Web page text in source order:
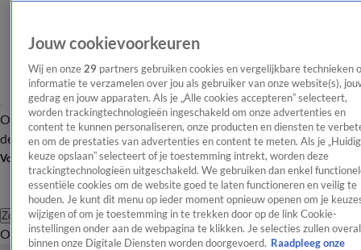
OverzichtAfleveringen Entertainment TV Algemeen
Tip
de redactieNieuwsbrief
Volg Shownieuws
Zoeken
OverzichtEntertainmentSpraakmakendRealityCrimeVideo's
Jouw cookievoorkeuren
Wij en onze 29 partners gebruiken cookies en vergelijkbare technieken
informatie te verzamelen over jou als gebruiker van onze website(s),
gedrag en jouw apparaten. Als je „Alle cookies accepteren” selecteert,
worden trackingtechnologieën ingeschakeld om onze advertenties en
content te kunnen personaliseren, onze producten en diensten te
en om de prestaties van advertenties en content te meten. Als je
keuze opslaan” selecteert of je toestemming intrekt, worden deze
trackingtechnologieën uitgeschakeld. We gebruiken dan enkel
essentiële cookies om de website goed te laten functioneren en veilig te
houden. Je kunt dit menu op ieder moment opnieuw openen om je
wijzigen of om je toestemming in te trekken door op de link Cookie-
instellingen onder aan de webpagina te klikken. Je selecties zullen overal
binnen onze Digitale Diensten worden doorgevoerd. Raadpleeg onze